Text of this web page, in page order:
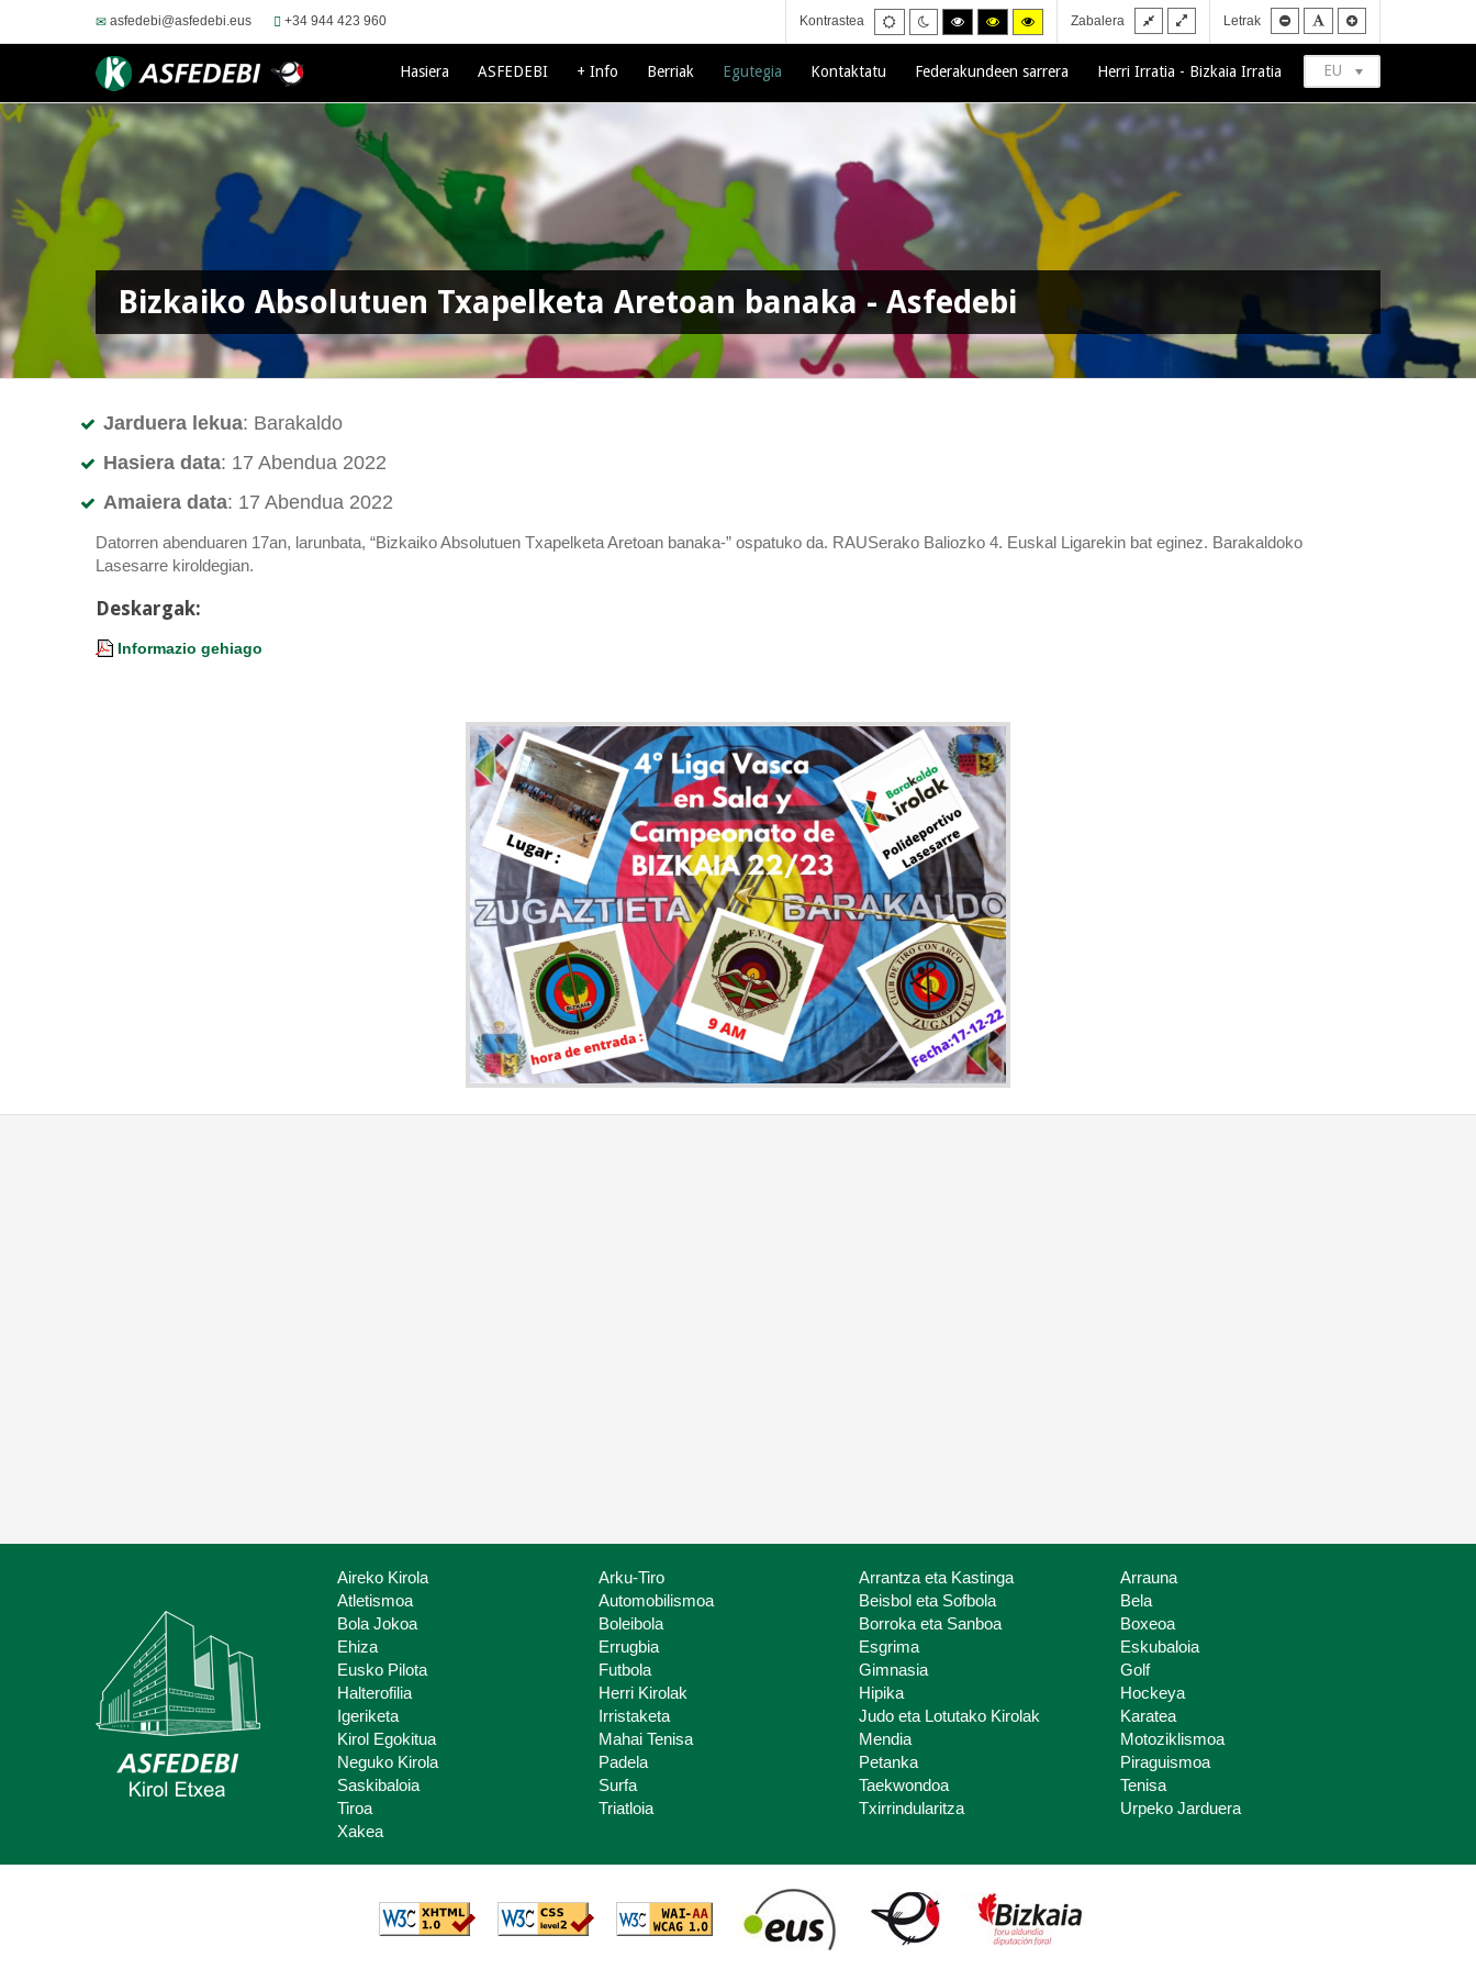
asfedebi@asfedebi.eus +34 944 423 960 Kontrastea
Default
mode
Night
mode
High
contrast
black/white
High
contrast
black/yellow
High
contrast
yellow/black
Zabalera
Fixed
layout
Wide
layoutLetrak
Smaller
font
Default
font
EU
Hasiera ASFEDEBI + Info Berriak Egutegia Kontaktatu Federakundeen sarrera Herri Irratia - Bizkaia Irratia
Bizkaiko Absolutuen Txapelketa Aretoan banaka - Asfedebi
Jarduera lekua: Barakaldo
Hasiera data: 17 Abendua 2022
Amaiera data: 17 Abendua 2022
Datorren abenduaren 17an, larunbata, “Bizkaiko Absolutuen Txapelketa Aretoan banaka-” ospatuko da. RAUSerako Baliozko 4. Euskal Ligarekin bat eginez. Barakaldoko
Lasesarre kiroldegian.
Deskargak:
Informazio gehiago
Eskola kirola
Kirolaren gakoak gurasoentzat.
Aireko Kirola Arku-Tiro Arrantza eta Kastinga
Arrauna
Atletismoa
Automobilismoa Beisbol eta Sofbola
Bela
Bola Jokoa
Boleibola Borroka eta Sanboa
Boxeoa
Ehiza
Errugbia Esgrima
Eskubaloia
Eusko Pilota
Futbola Gimnasia
Golf
Halterofilia
Herri Kirolak Hipika
Hockeya
Igeriketa
Irristaketa Judo eta Lotutako Kirolak
Karatea
Kirol Egokitua
Mahai Tenisa Mendia
Motoziklismoa
Neguko Kirola
Padela Petanka
Piraguismoa
Saskibaloia
Surfa Taekwondoa
Tenisa
Tiroa
Triatloia Txirrindularitza
Urpeko Jarduera
Xakea